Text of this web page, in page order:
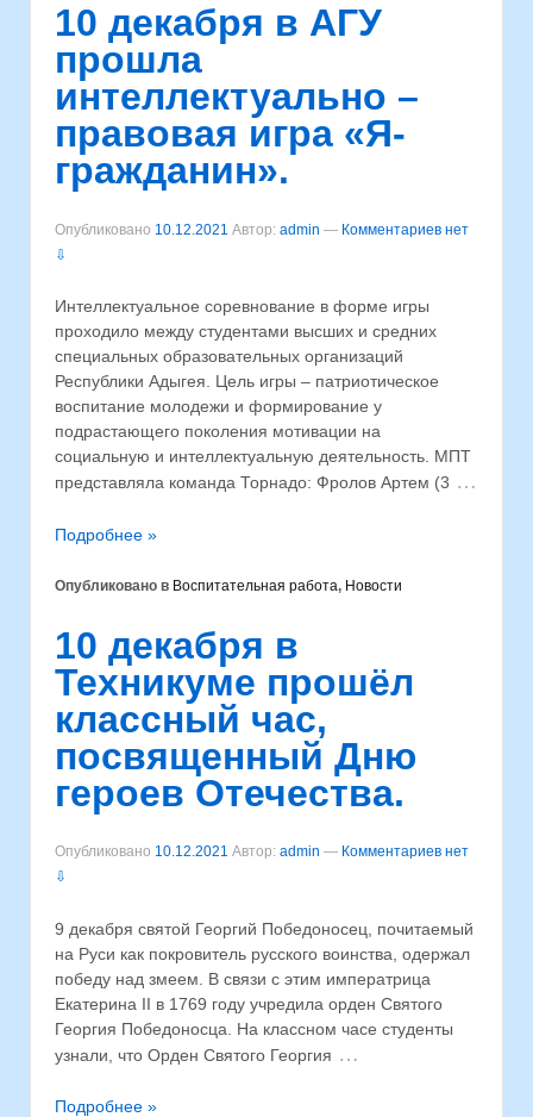
10 декабря в АГУ
прошла
интеллектуально –
правовая игра «Я-
гражданин».
Опубликовано 10.12.2021 Автор: admin — Комментариев нет
⇩
Интеллектуальное соревнование в форме игры
проходило между студентами высших и средних
специальных образовательных организаций
Республики Адыгея. Цель игры – патриотическое
воспитание молодежи и формирование у
подрастающего поколения мотивации на
социальную и интеллектуальную деятельность. МПТ
представляла команда Торнадо: Фролов Артем (3 …
Подробнее »
Опубликовано в Воспитательная работа, Новости
10 декабря в
Техникуме прошёл
классный час,
посвященный Дню
героев Отечества.
Опубликовано 10.12.2021 Автор: admin — Комментариев нет
⇩
9 декабря святой Георгий Победоносец, почитаемый
на Руси как покровитель русского воинства, одержал
победу над змеем. В связи с этим императрица
Екатерина II в 1769 году учредила орден Святого
Георгия Победоносца. На классном часе студенты
узнали, что Орден Святого Георгия …
Подробнее »